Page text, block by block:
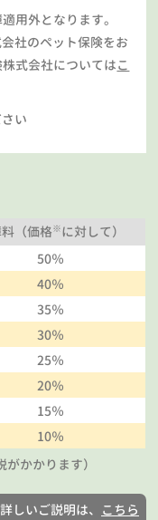
用外となります。
社のペット保険をお
式会社についてはこ
い
（価格※に対して）
50％
40％
35％
30％
25％
20％
15％
10％
かかります）
しいご説明は、 こちら